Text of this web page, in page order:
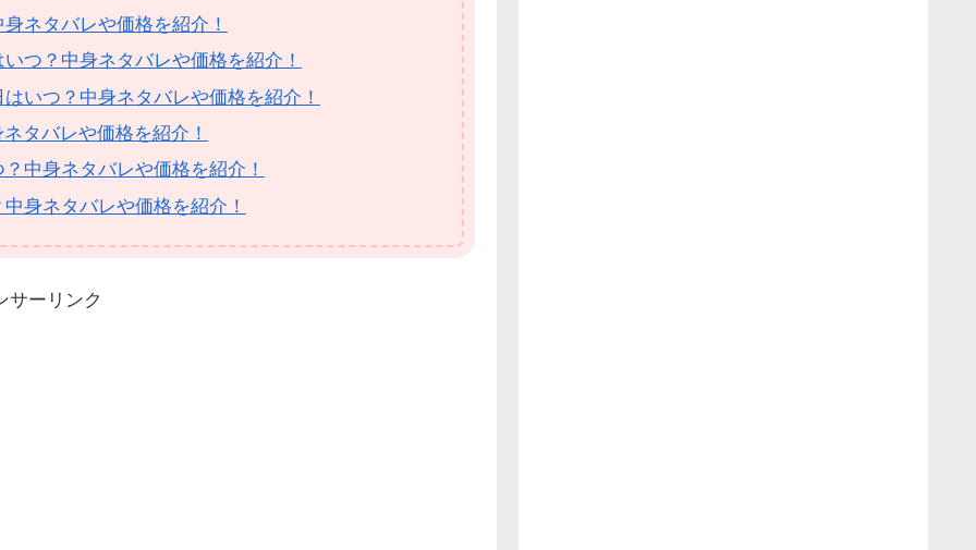
ネタバレや価格を紹介！
つ？中身ネタバレや価格を紹介！
いつ？中身ネタバレや価格を紹介！
タバレや価格を紹介！
中身ネタバレや価格を紹介！
身ネタバレや価格を紹介！
サーリンク